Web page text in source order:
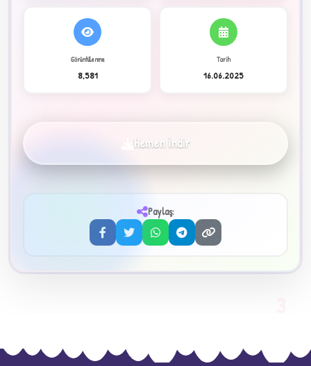
Görüntülenme
8,581
Tarih
16.06.2025
Hemen İndir
Paylaş: